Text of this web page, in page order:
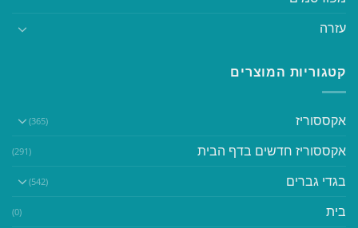
עזרה
קטגוריות המוצרים
אקססוריז (365)
אקססוריז חדשים בדף הבית (291)
בגדי גברים (542)
בית (0)